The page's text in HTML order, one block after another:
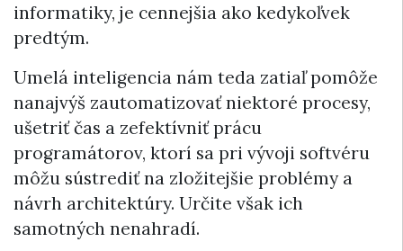
informatiky, je cennejšia ako kedykoľvek
predtým.
Umelá inteligencia nám teda zatiaľ pomôže
nanajvýš zautomatizovať niektoré procesy,
ušetriť čas a zefektívniť prácu
programátorov, ktorí sa pri vývoji softvéru
môžu sústrediť na zložitejšie problémy a
návrh architektúry. Určite však ich
samotných nenahradí.